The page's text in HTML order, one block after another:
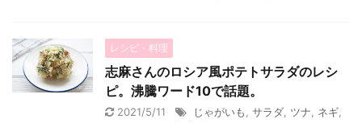
レシピ・料理
志麻さんのロシア風ポテトサラダのレシ
ピ。沸騰ワード10で話題。
2021/5/11 じゃがいも サラダ ツナ ネギ